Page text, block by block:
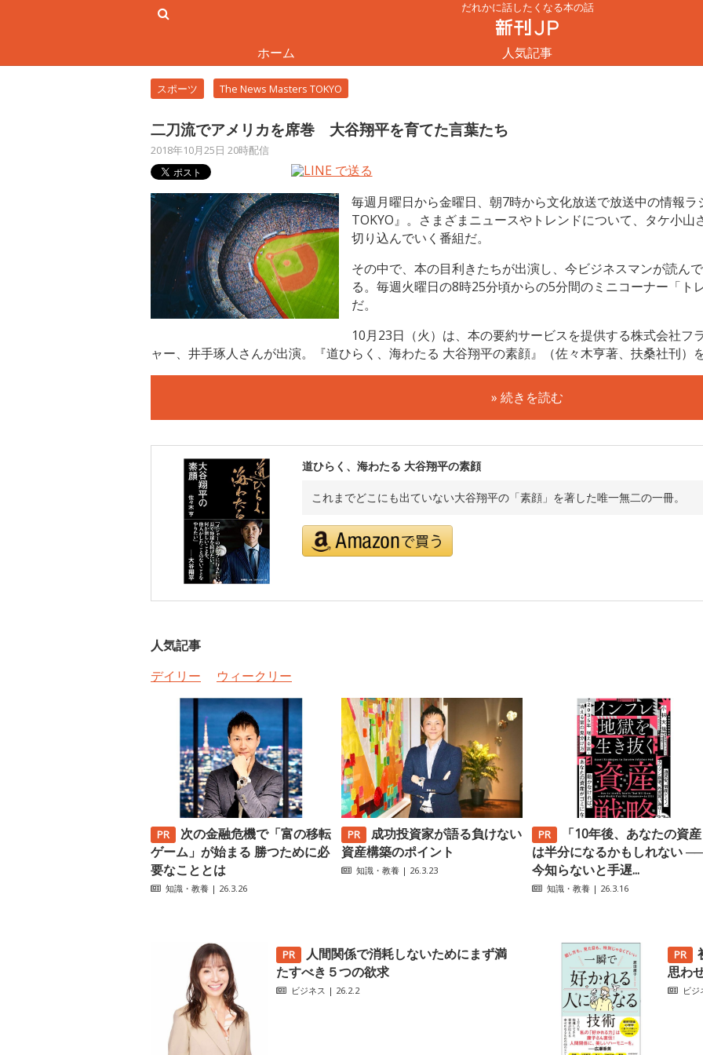
だれかに話したくなる本の話
ホーム 人気記事
スポーツ The News Masters TOKYO
二刀流でアメリカを席巻 大谷翔平を育てた言葉たち
2018年10月25日 20時配信
毎週月曜日から金曜日、朝7時から文化放送で放送中の情報
TOKYO』。さまざまニュースやトレンドについて、タケ小
切り込んでいく番組だ。
その中で、本の目利きたちが出演し、今ビジネスマンが読ん
る。毎週火曜日の8時25分頃からの5分間のミニコーナー「ト
だ。
10月23日（火）は、本の要約サービスを提供する株式会社フ
ャー、井手琢人さんが出演。『道ひらく、海わたる 大谷翔平の素顔』（佐々木亨著、扶桑社刊）を
» 続きを読む
道ひらく、海わたる 大谷翔平の素顔
これまでどこにも出ていない大谷翔平の「素顔」を著した唯一無二の一冊。
人気記事
デイリー
ウィークリー
次の金融危機で「富の移転
ゲーム」が始まる 勝つために必
要なこととは
知識・教養 | 26.3.26
成功投資家が語る負けない
資産構築のポイント
知識・教養 | 26.3.23
「10年後、あなたの資産
は半分になるかもしれない ──
今知らないと手遅...
知識・教養 | 26.3.16
人間関係で消耗しないためにまず満
たすべき５つの欲求
ビジネス | 26.2.2
思わ
ビジ